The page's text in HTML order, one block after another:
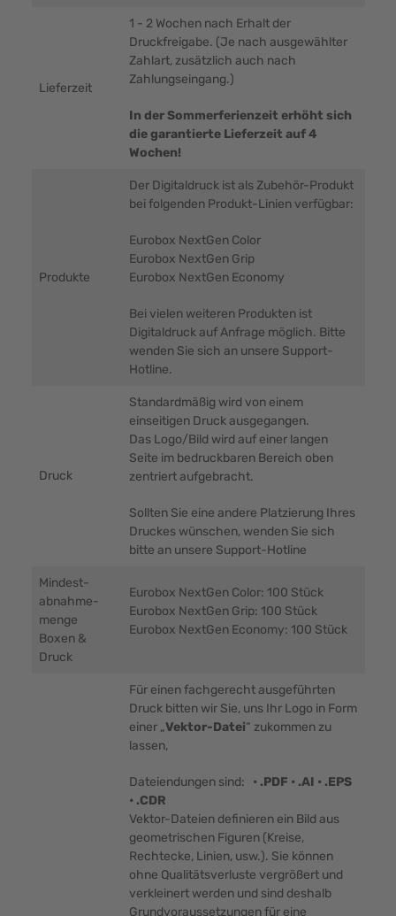
Lieferzeit
1 - 2 Wochen nach Erhalt der
Druckfreigabe. (Je nach ausgewählter
Zahlart, zusätzlich auch nach
Zahlungseingang.)
In der Sommerferienzeit erhöht sich
die garantierte Lieferzeit auf 4
Wochen!
Produkte
Der Digitaldruck ist als Zubehör-Produkt
bei folgenden Produkt-Linien verfügbar:
Eurobox NextGen Color
Eurobox NextGen Grip
Eurobox NextGen Economy
Bei vielen weiteren Produkten ist
Digitaldruck auf Anfrage möglich. Bitte
wenden Sie sich an unsere Support-
Hotline.
Druck
Standardmäßig wird von einem
einseitigen Druck ausgegangen.
Das Logo/Bild wird auf einer langen
Seite im bedruckbaren Bereich oben
zentriert aufgebracht.
Sollten Sie eine andere Platzierung Ihres
Druckes wünschen, wenden Sie sich
bitte an unsere Support-Hotline
Mindest-
abnahme-
menge
Boxen &
Druck
Eurobox NextGen Color: 100 Stück
Eurobox NextGen Grip: 100 Stück
Eurobox NextGen Economy: 100 Stück
Für einen fachgerecht ausgeführten
Druck bitten wir Sie, uns Ihr Logo in Form
einer „Vektor-Datei“ zukommen zu
lassen,
Dateiendungen sind: • .PDF • .AI • .EPS
• .CDR
Vektor-Dateien definieren ein Bild aus
geometrischen Figuren (Kreise,
Rechtecke, Linien, usw.). Sie können
ohne Qualitätsverluste vergrößert und
verkleinert werden und sind deshalb
Grundvoraussetzungen für eine